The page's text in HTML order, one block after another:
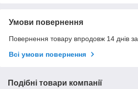
Умови повернення
Повернення товару впродовж 14 днів
Всі умови повернення
Подібні товари компанії